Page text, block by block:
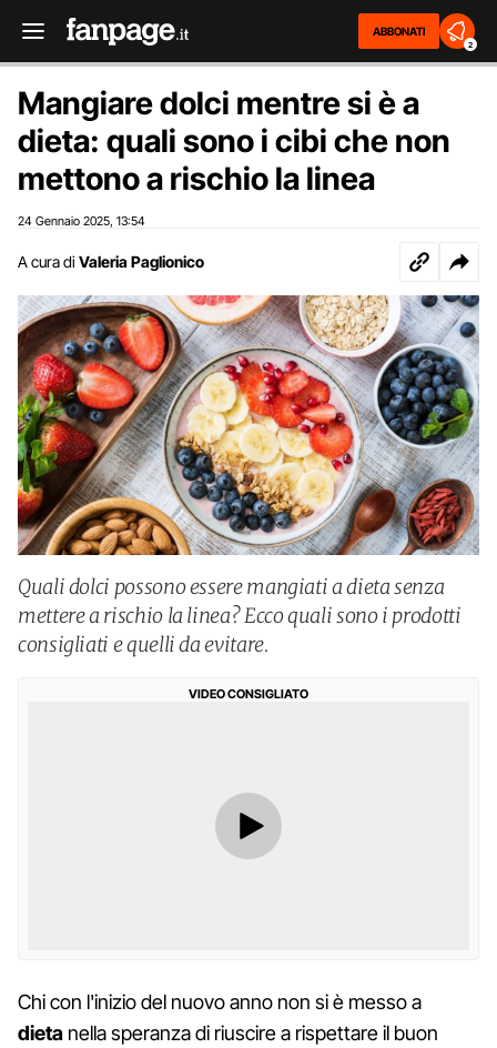
ABBONATI
2
Mangiare dolci mentre si è a
dieta: quali sono i cibi che non
mettono a rischio la linea
24 Gennaio 2025 13:54
A cura di Valeria Paglionico
Quali dolci possono essere mangiati a dieta senza
mettere a rischio la linea? Ecco quali sono i prodotti
consigliati e quelli da evitare.
VIDEO CONSIGLIATO
Chi con l'inizio del nuovo anno non si è messo a
dieta nella speranza di riuscire a rispettare il buon